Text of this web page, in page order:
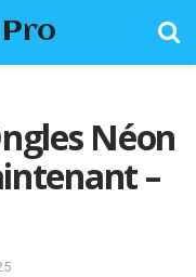
Néon
–